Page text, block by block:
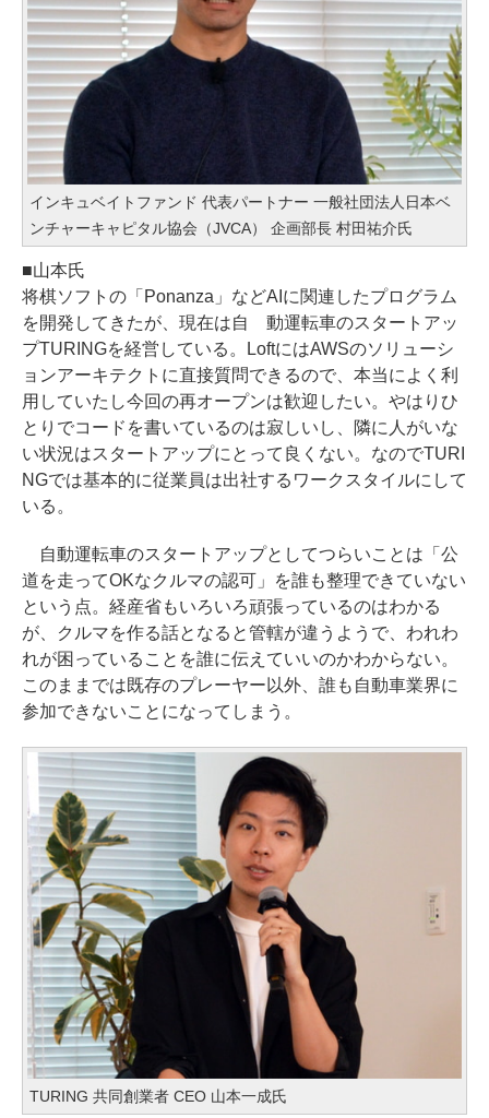
インキュベイトファンド 代表パートナー 一般社団法人日本ベ
ンチャーキャピタル協会（JVCA） 企画部長 村田祐介氏
■山本氏
将棋ソフトの「Ponanza」などAIに関連したプログラム
を開発してきたが、現在は自 動運転車のスタートアッ
プTURINGを経営している。LoftにはAWSのソリューシ
ョンアーキテクトに直接質問できるので、本当によく利
用していたし今回の再オープンは歓迎したい。やはりひ
とりでコードを書いているのは寂しいし、隣に人がいな
い状況はスタートアップにとって良くない。なのでTURI
NGでは基本的に従業員は出社するワークスタイルにして
いる。
自動運転車のスタートアップとしてつらいことは「公
道を走ってOKなクルマの認可」を誰も整理できていない
という点。経産省もいろいろ頑張っているのはわかる
が、クルマを作る話となると管轄が違うようで、われわ
れが困っていることを誰に伝えていいのかわからない。
このままでは既存のプレーヤー以外、誰も自動車業界に
参加できないことになってしまう。
TURING 共同創業者 CEO 山本一成氏